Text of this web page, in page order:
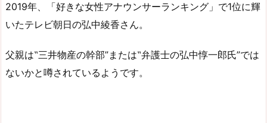
2019年、「好きな女性アナウンサーランキング」で1位に輝
いたテレビ朝日の弘中綾香さん。
父親は‟三井物産の幹部”または‟弁護士の弘中惇一郎氏”では
ないかと噂されているようです。